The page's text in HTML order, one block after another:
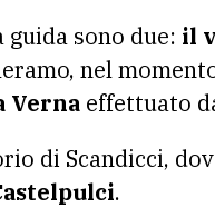
sono due: il
nel
Verna effettuato
di Scandicci,
.